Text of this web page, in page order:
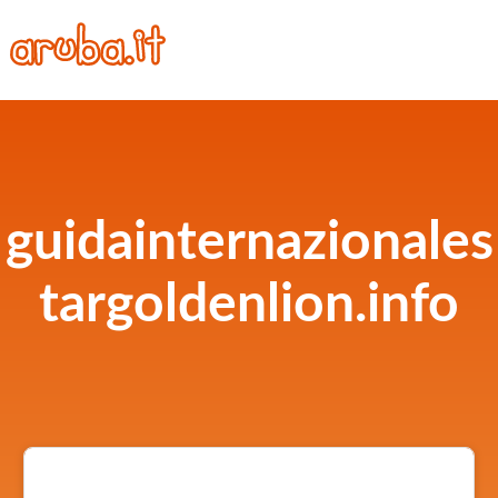
guidainternazionales
targoldenlion.info